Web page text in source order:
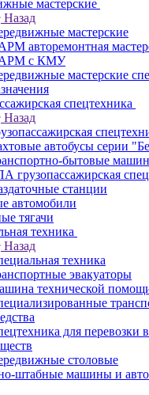
мастерские
Назад
мастерские
авторемонтная
с КМУ
мастерские
спецтехника
Назад
автобусы серии
бытовые
грузопассажирская
станции
автомобили
тягачи
техника
Назад
техника
эвакуаторы
технической
для перевозки
столовые
штабные машины и